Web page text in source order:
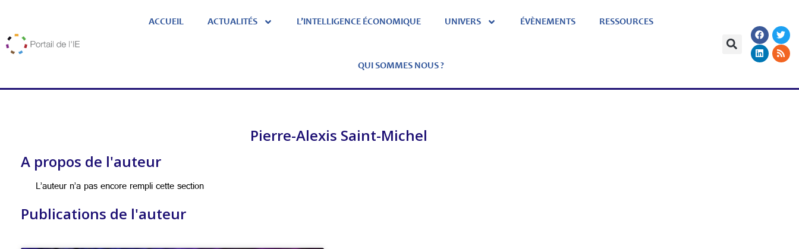
ACCUEIL ACTUALITÉS L’INTELLIGENCE ÉCONOMIQUE UNIVERS ÉVÈNEMENTS RESSOURCES
QUI SOMMES NOUS ?
Pierre-Alexis Saint-Michel
A propos de l'auteur
L’auteur n’a pas encore rempli cette section
Publications de l'auteur